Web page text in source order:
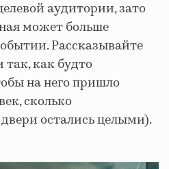
аудитории, зато
может больше
Рассказывайте
как будто
на него пришло
сколько
остались целыми).